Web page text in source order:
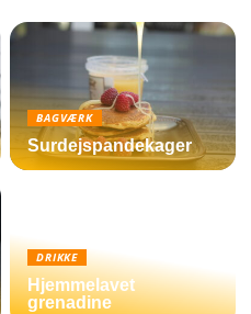
BAGVÆRK
Surdejspandekager
DRIKKE
Hjemmelavet
grenadine